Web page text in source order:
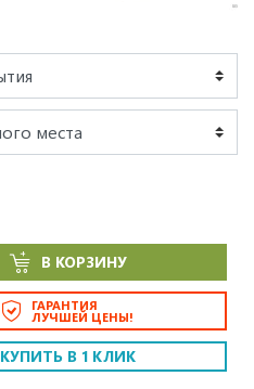
В КОРЗИНУ
ГАРАНТИЯ
ЛУЧШЕЙ ЦЕНЫ!
КУПИТЬ В 1 КЛИК